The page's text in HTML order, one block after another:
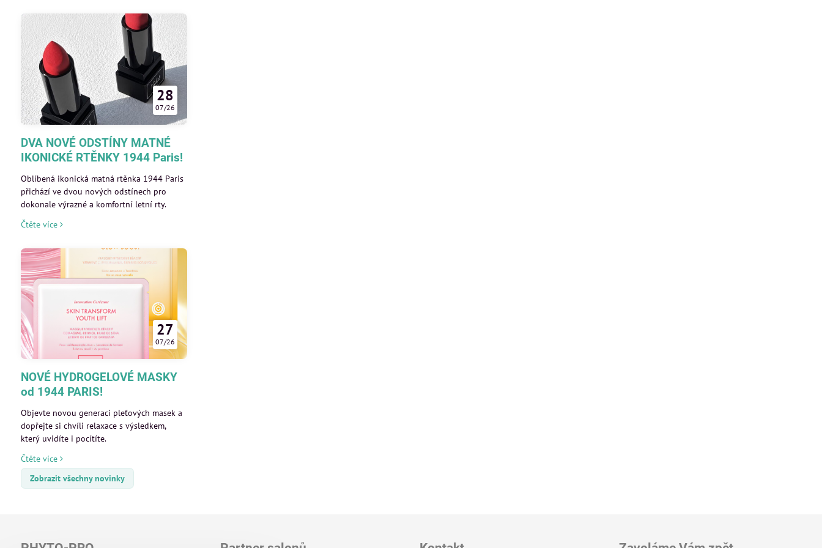
28
07/26
DVA NOVÉ ODSTÍNY MATNÉ
IKONICKÉ RTĚNKY 1944 Paris!
Oblíbená ikonická matná rtěnka 1944 Paris
přichází ve dvou nových odstínech pro
dokonale výrazné a komfortní letní rty.
Čtěte více
27
07/26
NOVÉ HYDROGELOVÉ MASKY
od 1944 PARIS!
Objevte novou generaci pleťových masek a
dopřejte si chvíli relaxace s výsledkem,
který uvidíte i pocítíte.
Čtěte více
Zobrazit všechny novinky